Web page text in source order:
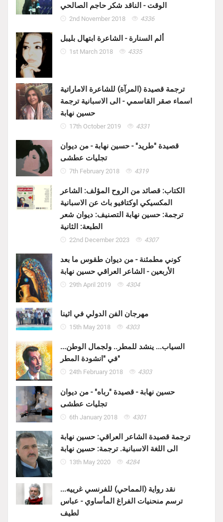
الوقت - الناقد شكر حاجم الصالحي
2nd November 2018 4336
ألم السنارة - الشاعرة ابتهال بليبل
1st March 2018 4335
ترجمة قصيدة (المرآة) للشاعرة الاماراتية
اسماء صقر القاسمي - الى الاسبانية ترجمة
حسين نهابة
17th October 2019 4331
قصيدة "طريد" - حسين نهابة - من ديوان
تجليات عطشى
7th February 2018 4319
الكتاب: قصائد من الروح المؤلف: الشاعر
المكسيكي اوكتافيو باث عن الاسبانية
ترجمة: حسين نهابة التصنيف: ديوان شعر
الطبعة: الثانية
22nd December 2023 4307
كوني مطمئنة - من ديوان طقوس ما بعد
الأربعين - الشاعر العراقي حسين نهابة
29th April 2019 4304
مهرجان الفن الدولي في اثينا
15th May 2018 4303
السياب... ينشد للمطر.. ولجمال الوطن...
في "انشودة المطر"
24th February 2018 4303
حسين نهابة - قصيدة "رباه" - من ديوان
تجليات عطشى
6th January 2018 4301
ترجمة قصيدة الشاعر العراقي: حسين نهابة
الى اللغة الاسبانية. ترجمة: حسين نهابة
13th May 2020 4284
نقد رواية (المماحي) للفرنسي غرييه...
ترسم منحنيات الفراغ المأساوي - عباس
لطيف